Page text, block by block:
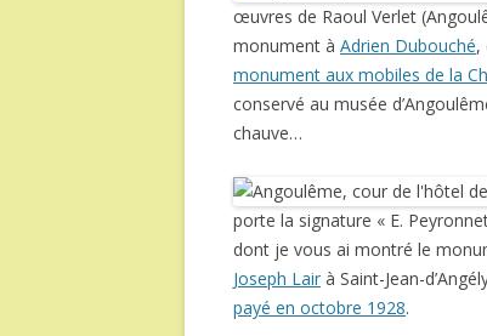
œuvres de Raoul Verlet
monument à Adrien Dubouché,
monument aux mobiles de la
conservé au musée
chauve…
porte la signature « E.
dont je vous ai montré le
Joseph Lair à Saint-Jean-
payé en octobre 1928.